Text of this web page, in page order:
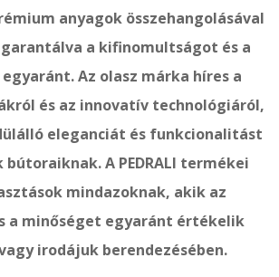
anyagok összehangolásával
a kifinomultságot és a
Az olasz márka híres a
és az innovatív technológiáról,
eleganciát és funkcionalitást
bútoraiknak. A PEDRALI termékei
mindazoknak, akik az
a minőséget egyaránt értékelik
irodájuk berendezésében.